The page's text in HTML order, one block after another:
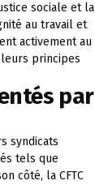
sociale et la
au travail et
activement au
principes
par
syndicats
tels que
côté, la CFTC